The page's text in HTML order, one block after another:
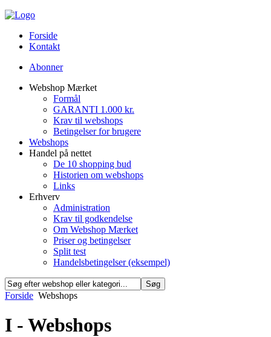
Forside
Kontakt
Abonner
Webshop Mærket
Formål
GARANTI 1.000 kr.
Krav til webshops
Betingelser for brugere
Webshops
Handel på nettet
De 10 shopping bud
Historien om webshops
Links
Erhverv
Administration
Krav til godkendelse
Om Webshop Mærket
Priser og betingelser
Split test
Handelsbetingelser (eksempel)
Forside Webshops
I - Webshops